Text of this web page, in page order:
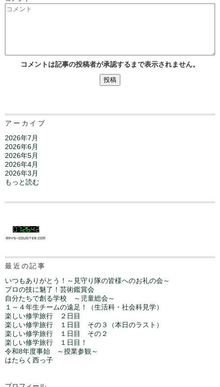
コメントは記事の投稿者が承認するまで表示されません。
アーカイブ
2026年7月
2026年6月
2026年5月
2026年4月
2026年3月
もっと読む
最近の記事
いつもありがとう！～見守り隊の皆様へのお礼の会～
プロの技に魅了！芸術鑑賞会
自分たちで創る学校 ～児童総会～
１～４年生チームの遠足！（生活科・社会科見学）
楽しい修学旅行 ２日目
楽しい修学旅行 １日目 その３（本日のラスト）
楽しい修学旅行 １日目 その２
楽しい修学旅行 １日目！
令和8年度事始 ～授業参観～
はたらく西っ子